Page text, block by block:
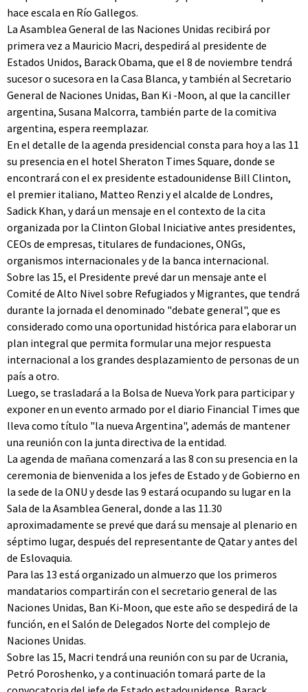
hace escala en Río Gallegos.
La Asamblea General de las Naciones Unidas recibirá por
primera vez a Mauricio Macri, despedirá al presidente de
Estados Unidos, Barack Obama, que el 8 de noviembre tendrá
sucesor o sucesora en la Casa Blanca, y también al Secretario
General de Naciones Unidas, Ban Ki -Moon, al que la canciller
argentina, Susana Malcorra, también parte de la comitiva
argentina, espera reemplazar.
En el detalle de la agenda presidencial consta para hoy a las 11
su presencia en el hotel Sheraton Times Square, donde se
encontrará con el ex presidente estadounidense Bill Clinton,
el premier italiano, Matteo Renzi y el alcalde de Londres,
Sadick Khan, y dará un mensaje en el contexto de la cita
organizada por la Clinton Global Iniciative antes presidentes,
CEOs de empresas, titulares de fundaciones, ONGs,
organismos internacionales y de la banca internacional.
Sobre las 15, el Presidente prevé dar un mensaje ante el
Comité de Alto Nivel sobre Refugiados y Migrantes, que tendrá
durante la jornada el denominado "debate general", que es
considerado como una oportunidad histórica para elaborar un
plan integral que permita formular una mejor respuesta
internacional a los grandes desplazamiento de personas de un
país a otro.
Luego, se trasladará a la Bolsa de Nueva York para participar y
exponer en un evento armado por el diario Financial Times que
lleva como título "la nueva Argentina", además de mantener
una reunión con la junta directiva de la entidad.
La agenda de mañana comenzará a las 8 con su presencia en la
ceremonia de bienvenida a los jefes de Estado y de Gobierno en
la sede de la ONU y desde las 9 estará ocupando su lugar en la
Sala de la Asamblea General, donde a las 11.30
aproximadamente se prevé que dará su mensaje al plenario en
séptimo lugar, después del representante de Qatar y antes del
de Eslovaquia.
Para las 13 está organizado un almuerzo que los primeros
mandatarios compartirán con el secretario general de las
Naciones Unidas, Ban Ki-Moon, que este año se despedirá de la
función, en el Salón de Delegados Norte del complejo de
Naciones Unidas.
Sobre las 15, Macri tendrá una reunión con su par de Ucrania,
Petró Poroshenko, y a continuación tomará parte de la